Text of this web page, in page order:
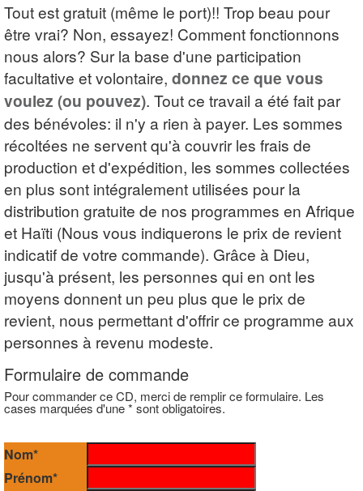
Tout est gratuit (même le port)!! Trop beau pour
être vrai? Non, essayez! Comment fonctionnons
nous alors? Sur la base d'une participation
facultative et volontaire, donnez ce que vous
voulez (ou pouvez). Tout ce travail a été fait par
des bénévoles: il n'y a rien à payer. Les sommes
récoltées ne servent qu'à couvrir les frais de
production et d'expédition, les sommes collectées
en plus sont intégralement utilisées pour la
distribution gratuite de nos programmes en Afrique
et Haïti (Nous vous indiquerons le prix de revient
indicatif de votre commande). Grâce à Dieu,
jusqu'à présent, les personnes qui en ont les
moyens donnent un peu plus que le prix de
revient, nous permettant d'offrir ce programme aux
personnes à revenu modeste.
Formulaire de commande
Pour commander ce CD, merci de remplir ce formulaire. Les
cases marquées d'une * sont obligatoires.
Nom*
Prénom*